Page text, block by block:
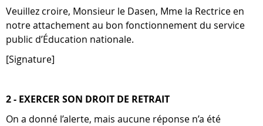
Veuillez croire, Monsieur le Dasen, Mme la Rectrice en
notre attachement au bon fonctionnement du service
public d’Éducation nationale.
[Signature]
2 - EXERCER SON DROIT DE RETRAIT
On a donné l’alerte, mais aucune réponse n’a été